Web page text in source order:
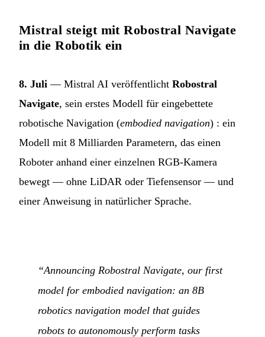
Mistral steigt mit Robostral Navigate
in die Robotik ein
8. Juli — Mistral AI veröffentlicht Robostral
Navigate, sein erstes Modell für eingebettete
robotische Navigation (embodied navigation) : ein
Modell mit 8 Milliarden Parametern, das einen
Roboter anhand einer einzelnen RGB-Kamera
bewegt — ohne LiDAR oder Tiefensensor — und
einer Anweisung in natürlicher Sprache.
“Announcing Robostral Navigate, our first
model for embodied navigation: an 8B
robotics navigation model that guides
robots to autonomously perform tasks